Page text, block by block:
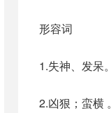
形容词
1.失神、发呆。
2.凶狠；蛮横 。